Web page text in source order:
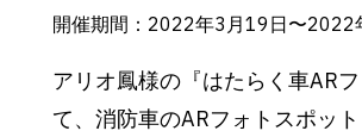
開催期間：2022年3月19日〜2022
アリオ鳳様の『はたらく車AR
て、消防車のARフォトスポッ